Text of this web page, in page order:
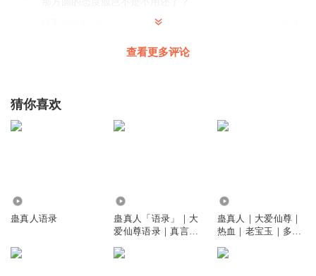
1529389sibx: 包不用还的 直接占为己有
逐风gqy
调教黑楼兰
回复 34
查看更多评论
猜你喜欢
蛊真人语录
蛊真人「语录」｜大
爱仙尊语录｜真言~
蛊真人｜大爱仙尊｜
热血｜老宝玉｜多人